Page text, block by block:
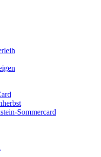
Sommercard